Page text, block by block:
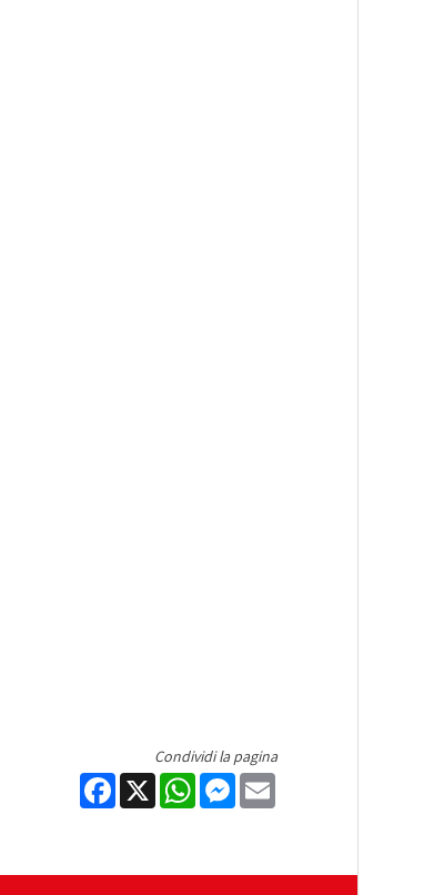
Condividi la pagina
Facebook
X WhatsAppMessenger